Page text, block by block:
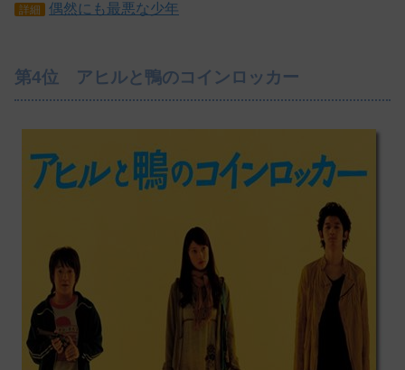
詳細 偶然にも最悪な少年
第4位 アヒルと鴨のコインロッカー